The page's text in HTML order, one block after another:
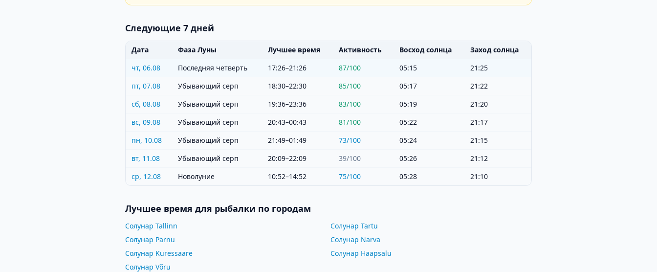
Следующие 7 дней
Дата Фаза Луны Лучшее время Активность Восход солнца
Заход солнца
чт, 06.08
Последняя четверть 17:26–21:26 87/100 05:15
21:25
пт, 07.08
Убывающий серп 18:30–22:30 85/100 05:17
21:22
сб, 08.08
Убывающий серп 19:36–23:36 83/100 05:19
21:20
вс, 09.08
Убывающий серп 20:43–00:43 81/100 05:22
21:17
пн, 10.08
Убывающий серп 21:49–01:49 73/100 05:24
21:15
вт, 11.08
Убывающий серп 20:09–22:09 39/100 05:26
21:12
ср, 12.08
Новолуние 10:52–14:52 75/100 05:28 21:10
Лучшее время для рыбалки по городам
Солунар Tallinn
Солунар Tartu
Солунар Pärnu
Солунар Narva
Солунар Kuressaare
Солунар Haapsalu
Солунар Võru